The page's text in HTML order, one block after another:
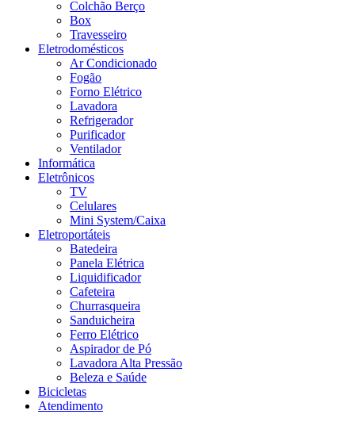
Colchão Berço
Box
Travesseiro
Eletrodomésticos
Ar Condicionado
Fogão
Forno Elétrico
Lavadora
Refrigerador
Purificador
Ventilador
Informática
Eletrônicos
TV
Celulares
Mini System/Caixa
Eletroportáteis
Batedeira
Panela Elétrica
Liquidificador
Cafeteira
Churrasqueira
Sanduicheira
Ferro Elétrico
Aspirador de Pó
Lavadora Alta Pressão
Beleza e Saúde
Bicicletas
Atendimento